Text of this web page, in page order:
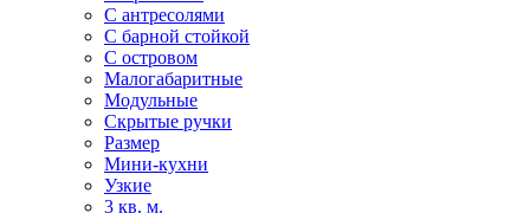
С антресолями
С барной стойкой
С островом
Малогабаритные
Модульные
Скрытые ручки
Размер
Мини-кухни
Узкие
3 кв. м.